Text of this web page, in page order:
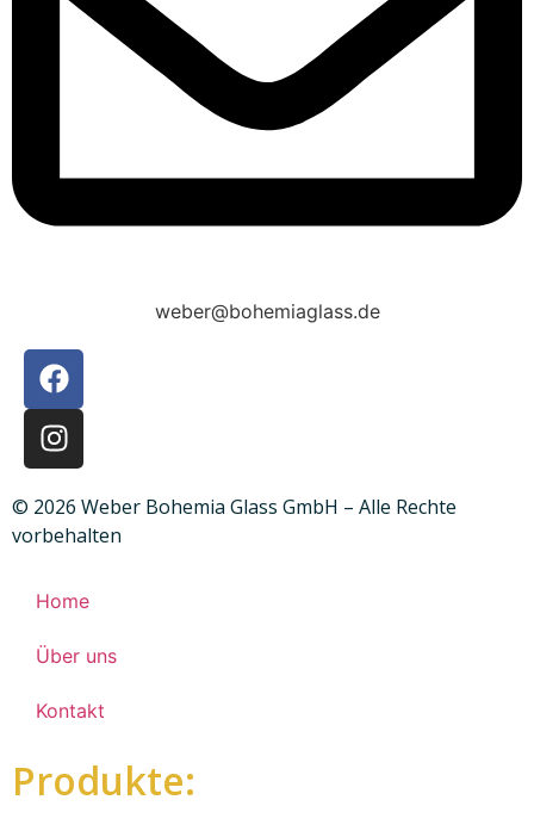
weber@bohemiaglass.de
© 2026 Weber Bohemia Glass GmbH – Alle Rechte
vorbehalten
Home
Über uns
Kontakt
Produkte: